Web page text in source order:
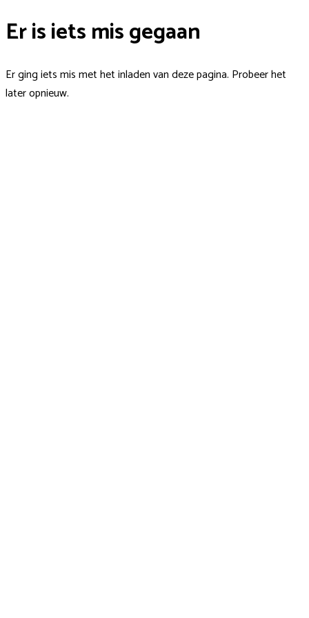
Er is iets mis gegaan
Er ging iets mis met het inladen van deze pagina. Probeer het
later opnieuw.